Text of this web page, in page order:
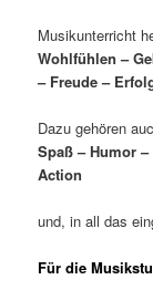
Musikunterricht
Wohlfühlen –
– Freude –
Dazu gehören
Spaß – Humor
Action
und, in all das
Für die